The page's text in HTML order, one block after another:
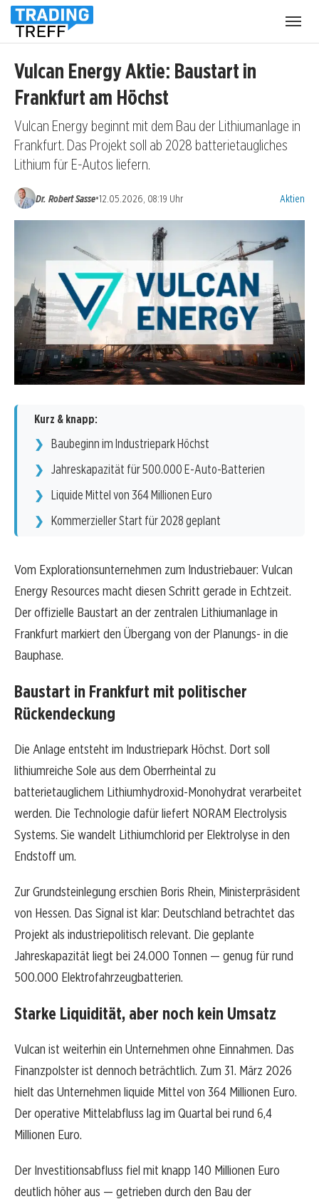
Vulcan Energy Aktie: Baustart in
Frankfurt am Höchst
Vulcan Energy beginnt mit dem Bau der Lithiumanlage in
Frankfurt. Das Projekt soll ab 2028 batterietaugliches
Lithium für E-Autos liefern.
Dr. Robert Sasse•12.05.2026, 08:19 Uhr Aktien
Kurz & knapp:
Baubeginn im Industriepark Höchst
Jahreskapazität für 500.000 E-Auto-Batterien
Liquide Mittel von 364 Millionen Euro
Kommerzieller Start für 2028 geplant
Vom Explorationsunternehmen zum Industriebauer: Vulcan
Energy Resources macht diesen Schritt gerade in Echtzeit.
Der offizielle Baustart an der zentralen Lithiumanlage in
Frankfurt markiert den Übergang von der Planungs- in die
Bauphase.
Baustart in Frankfurt mit politischer
Rückendeckung
Die Anlage entsteht im Industriepark Höchst. Dort soll
lithiumreiche Sole aus dem Oberrheintal zu
batterietauglichem Lithiumhydroxid-Monohydrat verarbeitet
werden. Die Technologie dafür liefert NORAM Electrolysis
Systems. Sie wandelt Lithiumchlorid per Elektrolyse in den
Endstoff um.
Zur Grundsteinlegung erschien Boris Rhein, Ministerpräsident
von Hessen. Das Signal ist klar: Deutschland betrachtet das
Projekt als industriepolitisch relevant. Die geplante
Jahreskapazität liegt bei 24.000 Tonnen — genug für rund
500.000 Elektrofahrzeugbatterien.
Starke Liquidität, aber noch kein Umsatz
Vulcan ist weiterhin ein Unternehmen ohne Einnahmen. Das
Finanzpolster ist dennoch beträchtlich. Zum 31. März 2026
hielt das Unternehmen liquide Mittel von 364 Millionen Euro.
Der operative Mittelabfluss lag im Quartal bei rund 6,4
Millionen Euro.
Der Investitionsabfluss fiel mit knapp 140 Millionen Euro
deutlich höher aus — getrieben durch den Bau der